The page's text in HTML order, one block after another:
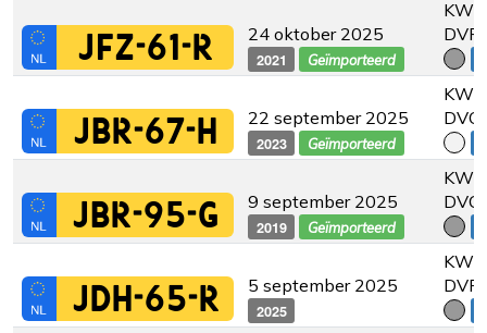
JFZ-61-R 24 oktober 2025
2021 Geïmporteerd
KW
JBR-67-H 22 september 2025
2023 Geïmporteerd
KW
JBR-95-G 9 september 2025
2019 Geïmporteerd
KW
JDH-65-R 5 september 2025
2025
KW